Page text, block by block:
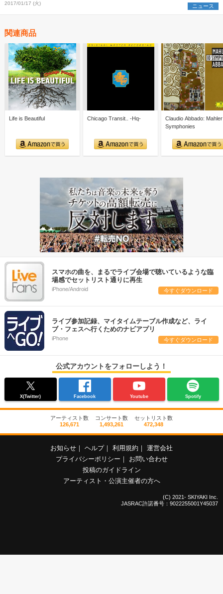
2017/01/17 (火) ニュース
関連商品
Life is Beautiful Chicago Transit.. -Hq-
Claudio Abbado:
Symphonies
スマホの曲を、まるでライブ会場で聴いているような臨
場感でセットリスト通りに再生
iPhone/Android 今すぐダウンロード
ライブ参加記録、マイタイムテーブル作成など、ライ
ブ・フェスへ行くためのナビアプリ
iPhone 今すぐダウンロード
公式アカウントをフォローしよう！
X(Twitter) Facebook Youtube Spotify
アーティスト数
126,671
コンサート数
1,493,261
セットリスト数
472,348
お知らせ ヘルプ 利用規約
運営会社
プライバシーポリシー
お問い合わせ
投稿のガイドライン
アーティスト・公演主催者の方へ
(C) 2021- SKIYAKI Inc.
JASRAC許諾番号：9022255001Y45037